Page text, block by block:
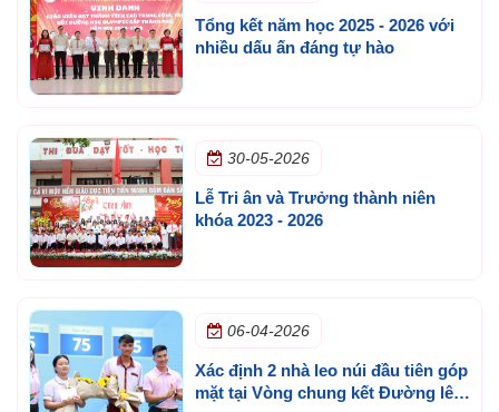
Tổng kết năm học 2025 - 2026 với
nhiều dấu ấn đáng tự hào
30-05-2026
Lễ Tri ân và Trưởng thành niên
khóa 2023 - 2026
06-04-2026
Xác định 2 nhà leo núi đầu tiên góp
mặt tại Vòng chung kết Đường lên